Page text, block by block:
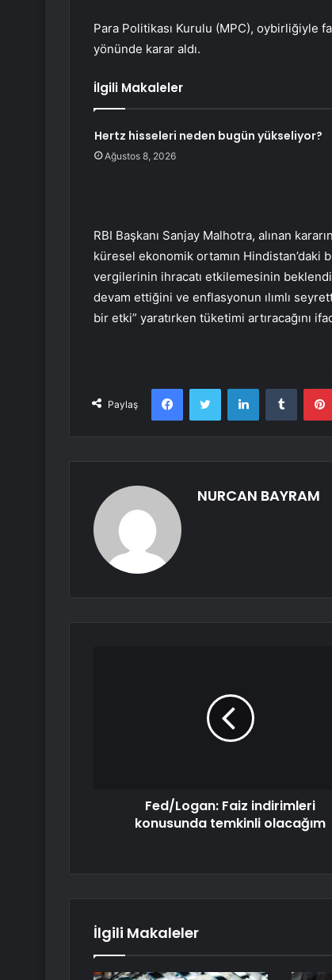
Para Politikası Kurulu (MPC), oybirliğiyle
yönünde karar aldı.
İlgili Makaleler
Hertz hisseleri neden bugün yükseliyor?
Ağustos 8, 2026
RBI Başkanı Sanjay Malhotra, alınan
küresel ekonomik ortamın
vergilerinin ihracatı etkilemesinin
devam ettiğini ve enflasyonun ılımlı
bir etki” yaratırken tüketimi artıracağını
Paylaş
FacebookTwitter LinkedInTumblr
NURCAN BAYRAM
Fed/Logan: Faiz indirimleri
konusunda temkinli olacağım
İlgili Makaleler